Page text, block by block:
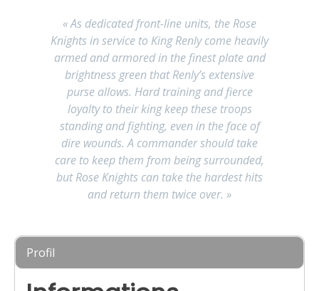
« As dedicated front-line units, the Rose
Knights in service to King Renly come heavily
armed and armored in the finest plate and
brightness green that Renly’s extensive
purse allows. Hard training and fierce
loyalty to their king keep these troops
standing and fighting, even in the face of
dire wounds. A commander should take
care to keep them from being surrounded,
but Rose Knights can take the hardest hits
and return them twice over. »
Profil